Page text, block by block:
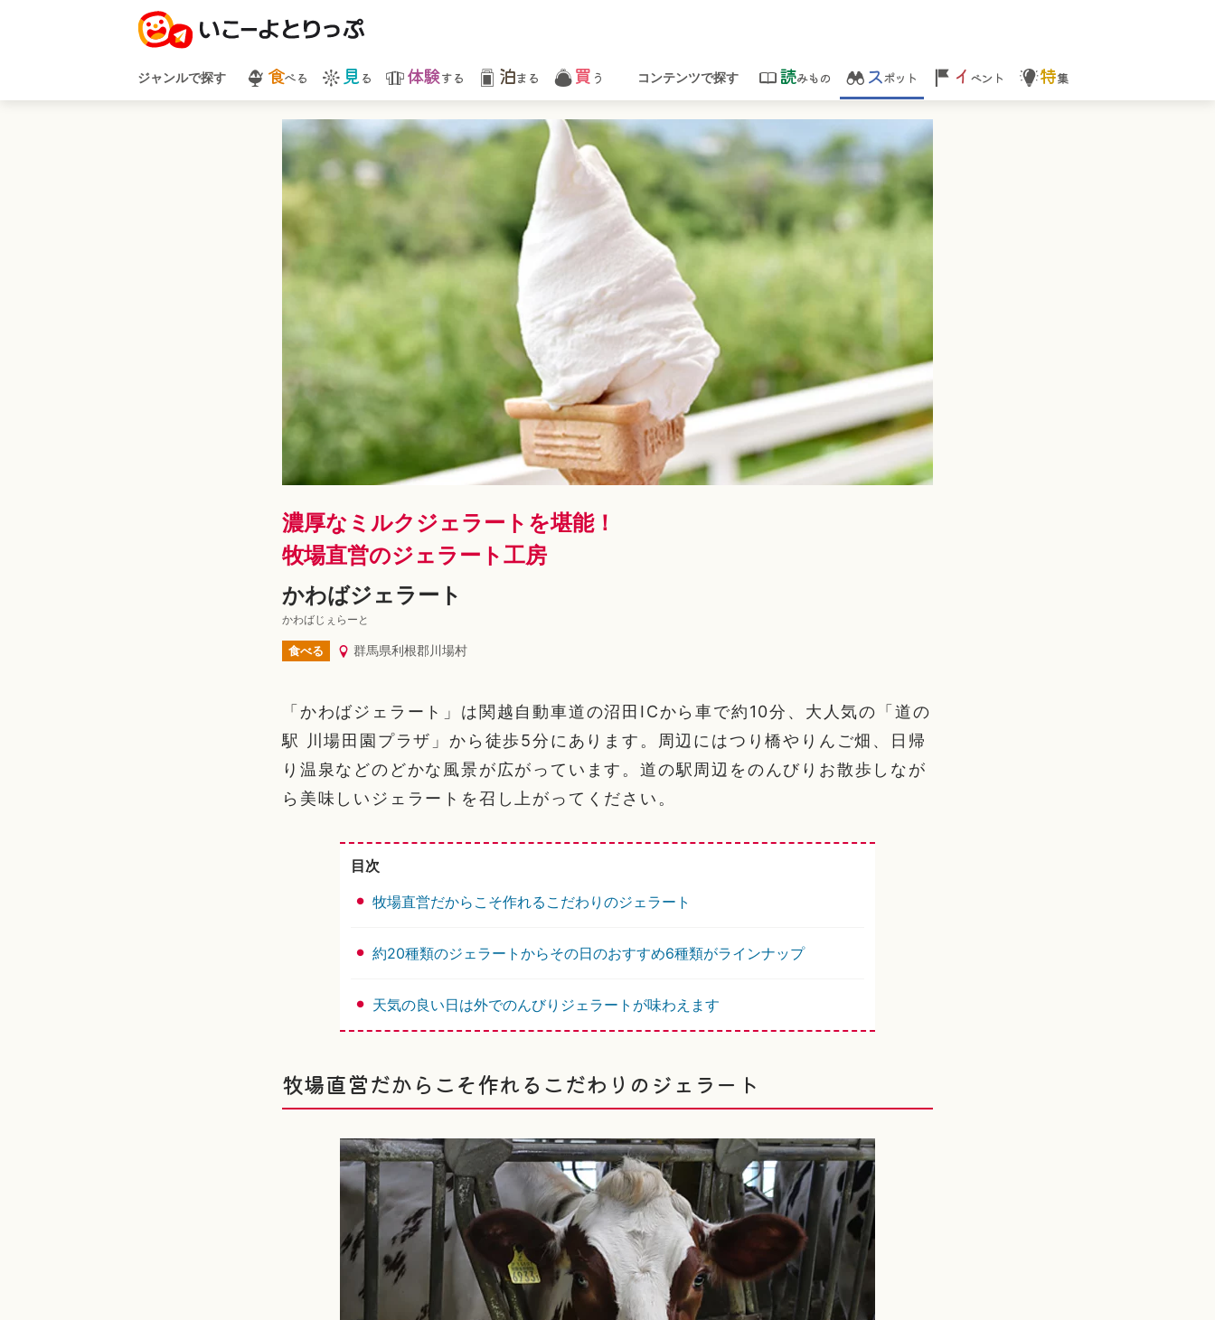
ジャンルで探す 食べる 見 る 体験する 泊まる 買 う コンテンツで探す 読みもの スポット イ ベント 特集
濃厚なミルクジェラートを堪能！
牧場直営のジェラート工房
かわばジェラート
かわばじぇらーと
食べる 群馬県利根郡川場村
「かわばジェラート」は関越自動車道の沼田ICから車で約10分、大人気の「道の
駅 川場田園プラザ」から徒歩5分にあります。周辺にはつり橋やりんご畑、日帰
り温泉などのどかな風景が広がっています。道の駅周辺をのんびりお散歩しなが
ら美味しいジェラートを召し上がってください。
目次
牧場直営だからこそ作れるこだわりのジェラート
約20種類のジェラートからその日のおすすめ6種類がラインナップ
天気の良い日は外でのんびりジェラートが味わえます
牧場直営だからこそ作れるこだわりのジェラート